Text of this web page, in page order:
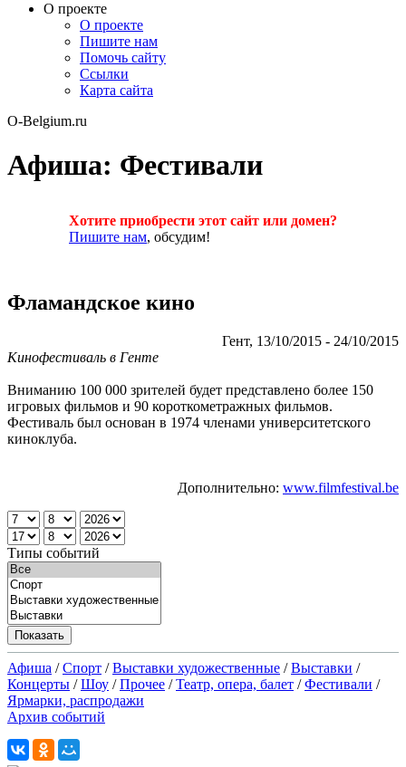
О проекте
О проекте
Пишите нам
Помочь сайту
Ссылки
Карта сайта
O-Belgium.ru
Афиша: Фестивали
Хотите приобрести этот сайт или домен?
Пишите нам, обсудим!
Фламандское кино
Гент, 13/10/2015 - 24/10/2015
Кинофестиваль в Генте
Вниманию 100 000 зрителей будет представлено более 150
игровых фильмов и 90 короткометражных фильмов.
Фестиваль был основан в 1974 членами университетского
киноклуба.
Дополнительно: www.filmfestival.be
Типы событий
Афиша /Спорт /Выставки художественные /Выставки /
Концерты /Шоу /Прочее /Театр, опера, балет /Фестивали /
Ярмарки, распродажи
Архив событий